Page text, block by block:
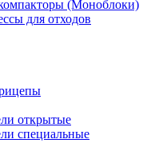
(Моноблоки)
для отходов
открытые
специальные